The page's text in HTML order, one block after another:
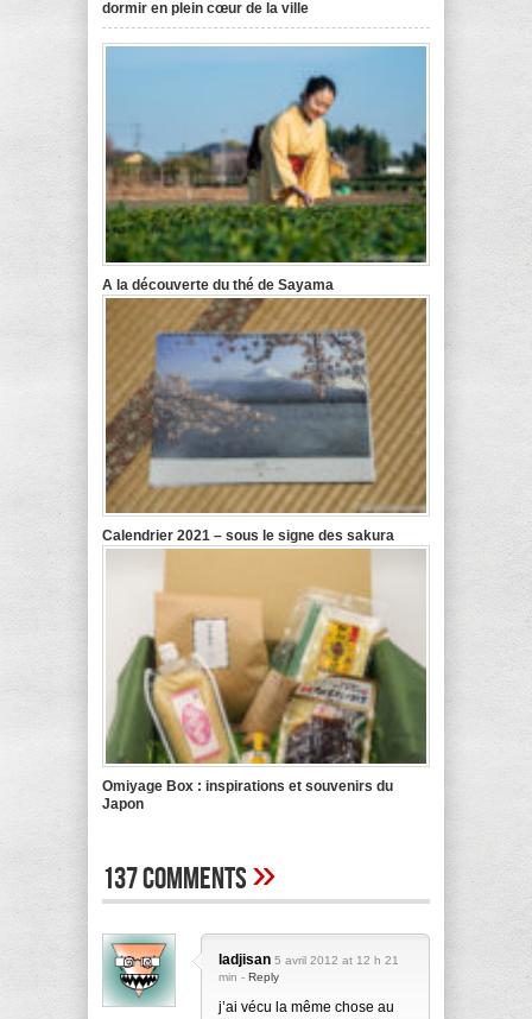
dormir en plein cœur de la ville
A la découverte du thé de Sayama
Calendrier 2021 – sous le signe des sakura
Omiyage Box : inspirations et souvenirs du
Japon
137 Comments»
ladjisan 5 avril 2012 at 12 h 21
min - Reply
j’ai vécu la même chose au